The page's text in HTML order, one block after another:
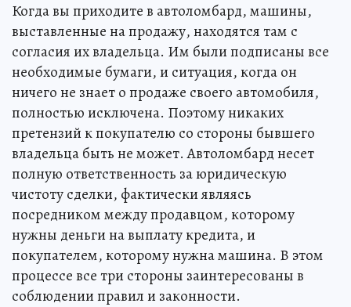
Когда вы приходите в автоломбард, машины,
выставленные на продажу, находятся там с
согласия их владельца. Им были подписаны все
необходимые бумаги, и ситуация, когда он
ничего не знает о продаже своего автомобиля,
полностью исключена. Поэтому никаких
претензий к покупателю со стороны бывшего
владельца быть не может. Автоломбард несет
полную ответственность за юридическую
чистоту сделки, фактически являясь
посредником между продавцом, которому
нужны деньги на выплату кредита, и
покупателем, которому нужна машина. В этом
процессе все три стороны заинтересованы в
соблюдении правил и законности.